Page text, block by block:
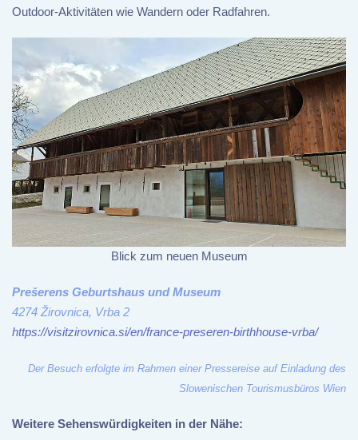
Outdoor-Aktivitäten wie Wandern oder Radfahren.
Blick zum neuen Museum
Prešerens Geburtshaus und Museum
4274 Žirovnica, Vrba 2
https://visitzirovnica.si/en/france-preseren-birthhouse-vrba/
Der Besuch erfolgte im Rahmen einer Pressereise auf Einladung des
Slowenischen Tourismusbüros Wien
Weitere Sehenswürdigkeiten in der Nähe: